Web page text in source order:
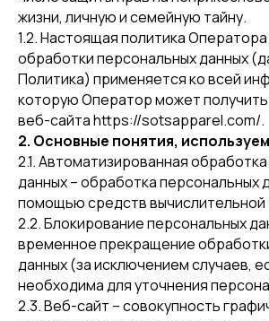
жизни, личную и семейную тайну.
1.2. Настоящая политика
обработки персональных данных
Политика) применяется ко всей
которую Оператор может
веб-сайта https://sotsapparel.com/.
2. Основные понятия,
2.1. Автоматизированная
данных – обработка персональных
помощью средств вычислительной
2.2. Блокирование персональных
временное прекращение
данных (за исключением случаев,
необходима для уточнения
2.3. Веб-сайт – совокупность